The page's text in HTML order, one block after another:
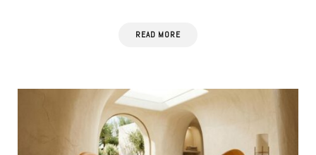
READ MORE